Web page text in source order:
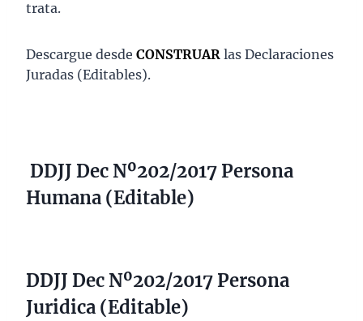
trata.
Descargue desde CONSTRUAR las Declaraciones
Juradas (Editables).
DDJJ Dec Nº202/2017 Persona
Humana (Editable)
DDJJ Dec Nº202/2017 Persona
Juridica (Editable)